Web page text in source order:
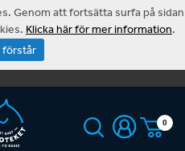
0
Genom att fortsätta surfa på sidan
Klicka här för mer information.
förstår